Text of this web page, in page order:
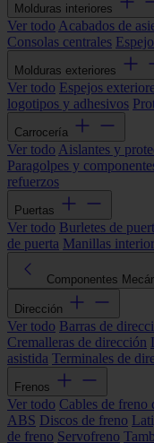
Molduras interiores
Ver todo Acabados de
Consolas centrales
Molduras exteriores
Ver todo Espejos
logotipos y adhesivos
Carrocería
Ver todo Aislantes y
Paragolpes y
refuerzos
Puertas
Ver todo Burletes de
de puerta Manillas
Componentes
Dirección
Ver todo Barras de
Cremalleras de dirección
asistida Terminales de
Frenos
Ver todo Cables de freno
ABS Discos de freno
de freno Servofreno